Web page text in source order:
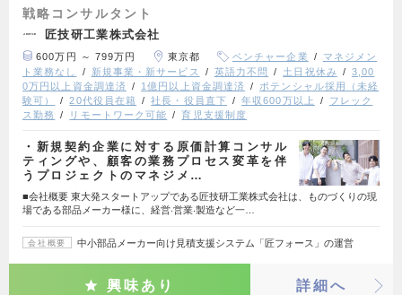
戦略コンサルタント
匠技研工業株式会社
600万円 ～ 799万円 東京都 ベンチャー企業
マネジメン
ト業務なし
新規事業・新サービス 英語力不問 土日祝休み
3,00
0万円以上資金調達済
1億円以上資金調達済
ポテンシャル採用（未経
験可）
20代役員在籍 社長・役員直下 年収600万以上
フレック
ス勤務
リモートワーク可能 育児支援制度
・新規契約企業に対する原価計算コンサル
ティングや、顧客の業務プロセス変革を伴
うプロジェクトのマネジメ…
■会社概要 東⼤発スタートアップである匠技研⼯業株式会社は、ものづくりの現
場である部品メーカー様に、経営‧営業‧製造など⼀…
会社概要 中小部品メーカー向け見積支援システム「匠フォース」の運営
興味あり 詳細へ